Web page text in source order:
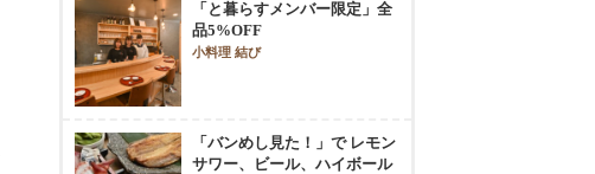
「と暮らすメンバー限定」全
品5%OFF
小料理 結び
「バンめし見た！」で レモン
サワー、ビール、ハイボール